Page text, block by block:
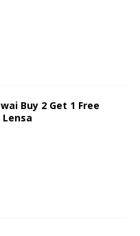
Buy 2 Get 1 Free